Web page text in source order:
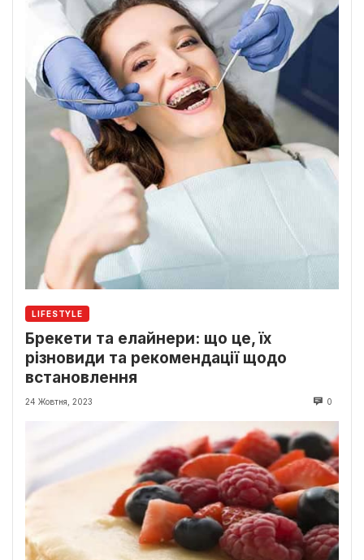
LIFESTYLE
Брекети та елайнери: що це, їх
різновиди та рекомендації щодо
встановлення
24 Жовтня, 2023 0